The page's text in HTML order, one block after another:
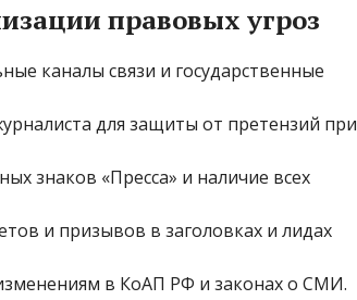
правовых угроз
каналы связи и государственные
для защиты от претензий при
знаков «Пресса» и наличие всех
и призывов в заголовках и лидах
в КоАП РФ и законах о СМИ.